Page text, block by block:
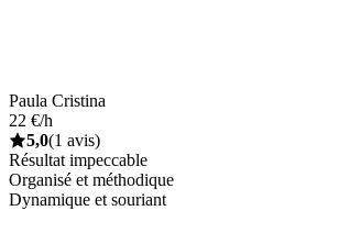
Paula Cristina
22 €/h
5,0(1 avis)
Résultat impeccable
Organisé et méthodique
Dynamique et souriant